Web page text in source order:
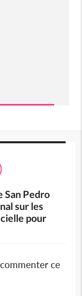
San Pedro
sur les
pour
ce